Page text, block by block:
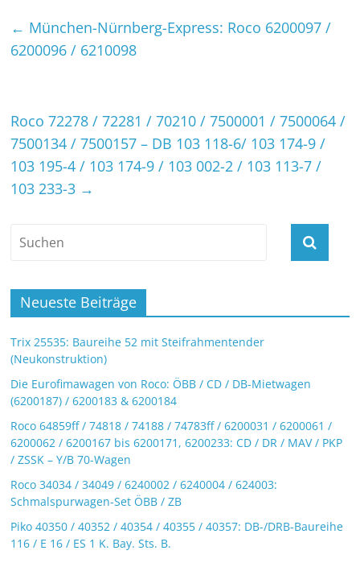
← München-Nürnberg-Express: Roco 6200097 /
6200096 / 6210098
Roco 72278 / 72281 / 70210 / 7500001 / 7500064 /
7500134 / 7500157 – DB 103 118-6/ 103 174-9 /
103 195-4 / 103 174-9 / 103 002-2 / 103 113-7 /
103 233-3 →
Neueste Beiträge
Trix 25535: Baureihe 52 mit Steifrahmentender
(Neukonstruktion)
Die Eurofimawagen von Roco: ÖBB / CD / DB-Mietwagen
(6200187) / 6200183 & 6200184
Roco 64859ff / 74818 / 74188 / 74783ff / 6200031 / 6200061 /
6200062 / 6200167 bis 6200171, 6200233: CD / DR / MAV / PKP
/ ZSSK – Y/B 70-Wagen
Roco 34034 / 34049 / 6240002 / 6240004 / 624003:
Schmalspurwagen-Set ÖBB / ZB
Piko 40350 / 40352 / 40354 / 40355 / 40357: DB-/DRB-Baureihe
116 / E 16 / ES 1 K. Bay. Sts. B.